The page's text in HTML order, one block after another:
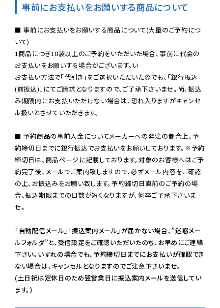
事前にお支払いをお願いする商品について
■ 事前にお支払いをお願いする商品について(大量のご予約につ
いて)
1商品につき10袋以上のご予約をいただいた場合、事前に代金の
お支払いをお願いする場合がございます。い
お支払い方法で「代引き」をご選択いただいた際でも、「銀行振込
(前振込)」にてご請求となりますので、ご了承下さいませ。尚、振込
み期限内にお支払いただけない場合は、恐れ入りますがキャンセ
ル扱いとさせていただきます。
■ 予約商品の事前入金についてメーカーへの発注の都合上、予
約締切日までに銀行振込でお支払いをお願いしております。※予約
締切日は、商品ページに記載しております。対象のお客様へはご予
約完了後、メールでご案内致しますので、必ずメール内容をご確認
の上、お振込みをお願い致します。予約締切日直前のご予約の場
合、振込期限までの日数が短くなりますが、何卒ご了承下さいま
せ。
「自動配信メール」「振込案内メール」が届かない場合、”迷惑メー
ルフォルダ”と、受信設定をご確認いただいたのち、お早めにご連絡
下さい。いずれの場合でも、予約締切日までにお支払いが確認でき
ない場合は、キャンセルとなりますのでご注意下さいませ。
(土日祝は定休日のため翌営業日に振込案内メールを送信してい
ます。)